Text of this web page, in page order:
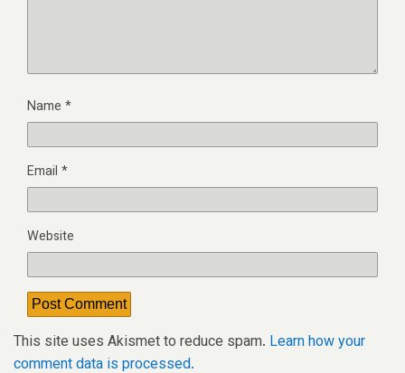
Name *
Email *
Website
This site uses Akismet to reduce spam. Learn how your
comment data is processed.